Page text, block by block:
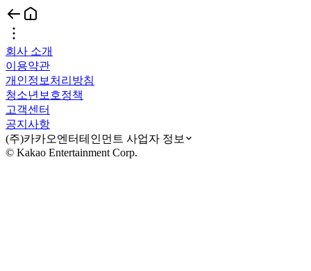
회사 소개
이용약관
개인정보처리방침
청소년보호정책
고객센터
공지사항
(주)카카오엔터테인먼트 사업자 정보
© Kakao Entertainment Corp.